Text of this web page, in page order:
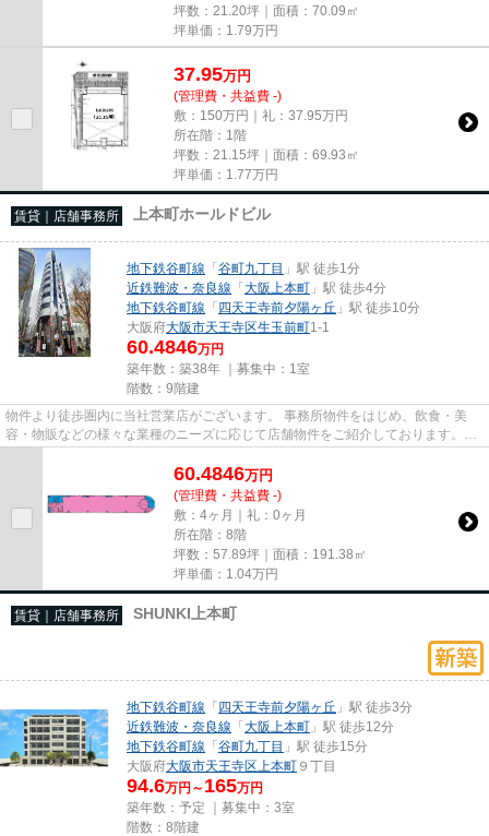
坪数：21.20坪｜面積：70.09㎡
坪単価： 1.79万円
37.95万円
(管理費・共益費 -)
敷：150万円｜礼：37.95万円
所在階：1階
坪数：21.15坪｜面積：69.93㎡
坪単価： 1.77万円
賃貸｜店舗事務所 上本町ホールドビル
地下鉄谷町線 「谷町九丁目 」駅 徒歩1分
近鉄難波・奈良線 「大阪上本町 」駅 徒歩4分
地下鉄谷町線 「四天王寺前夕陽ヶ丘 」駅 徒歩10分
大阪府大阪市天王寺区生玉前町1-1
60.4846万円
築年数：築38年 ｜募集中： 1室
階数：9階建
物件より徒歩圏内に当社営業店がございます。 事務所物件をはじめ、飲食・美
容・物販などの様々な業種のニーズに応じて店舗物件をご紹介しております。
尚、弊社ではおとり広告は一切...
60.4846万円
(管理費・共益費 -)
敷：4ヶ月｜礼：0ヶ月
所在階：8階
坪数：57.89坪｜面積：191.38㎡
坪単価： 1.04万円
賃貸｜店舗事務所 SHUNKI上本町
地下鉄谷町線 「四天王寺前夕陽ヶ丘 」駅 徒歩3分
近鉄難波・奈良線 「大阪上本町 」駅 徒歩12分
地下鉄谷町線 「谷町九丁目 」駅 徒歩15分
大阪府大阪市天王寺区 上本町 ９丁目
94.6万円～ 165万円
築年数：予定 ｜募集中： 3室
階数：8階建